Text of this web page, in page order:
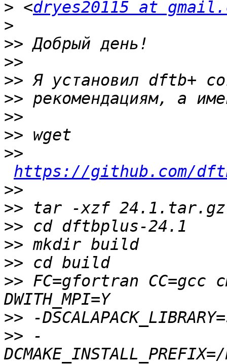
> <dryes20115 at
>
>>
>>
>>
>>
>>
>>
>>
https://github.com/
>>
>>
>>
>>
>>
>> FC=gfortran CC=gcc
>>
>> -